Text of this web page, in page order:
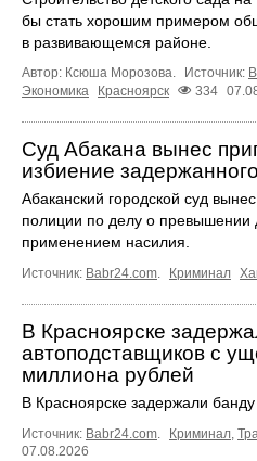
бы стать хорошим примером
в развивающемся районе.
Автор: Ксюша Морозова. Источник:
Экономика
Красноярск 334
Суд Абакана вынес
избиение задержанного
Абаканский городской суд
полиции по делу о превышении
применением насилия.
Источник: Babr24.com. Криминал
В Красноярске
автоподставщиков с
миллиона рублей
В Красноярске задержали банду
Источник: Babr24.com. Криминал,
07.08.2026